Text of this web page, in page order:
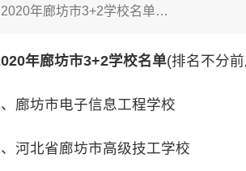
2020年廊坊市3+2学校名单…
年廊坊市3+2学校名单(排名不分
廊坊市电子信息工程学校
河北省廊坊市高级技工学校